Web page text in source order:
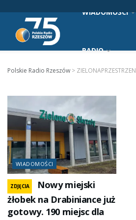
WIADOMOŚCI
RADIO
Polskie Radio Rzeszów > ZIELONAPRZESTRZEN
WIADOMOŚCI
ZDJĘCIA
Nowy miejski
żłobek na Drabiniance już
gotowy. 190 miejsc dla